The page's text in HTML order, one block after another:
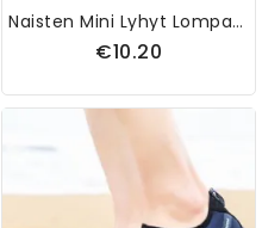
Naisten Mini Lyhyt Lompakko Korttikotelo Nahka Kolikkolaukku Rahakukkaro Käsilaukku Kytkin
€10.20